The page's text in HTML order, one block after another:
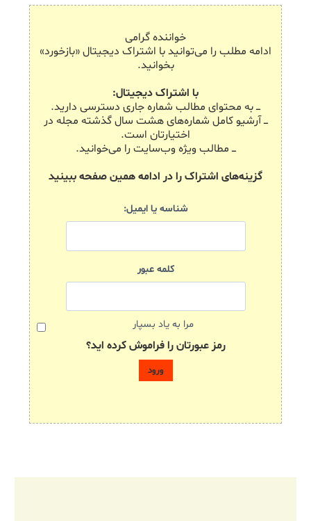
خواننده گرامی
ادامه مطلب را می‌توانید با اشتراک دیجیتال «بازخورد»
بخوانید.
با اشتراک دیجیتال:
ـــ به محتوای مطالب شماره جاری دسترسی دارید.
ـــ آرشیو کامل شماره‌های هشت سال گذشته مجله در
اختیارتان است.
ـــ مطالب ویژه وب‌سایت را می‌خوانید.
گزینه‌های اشتراک را در ادامه همین صفحه ببینید
شناسه یا ایمیل:
کلمه عبور
مرا به یاد بسپار
رمز عبورتان را فراموش کرده اید؟